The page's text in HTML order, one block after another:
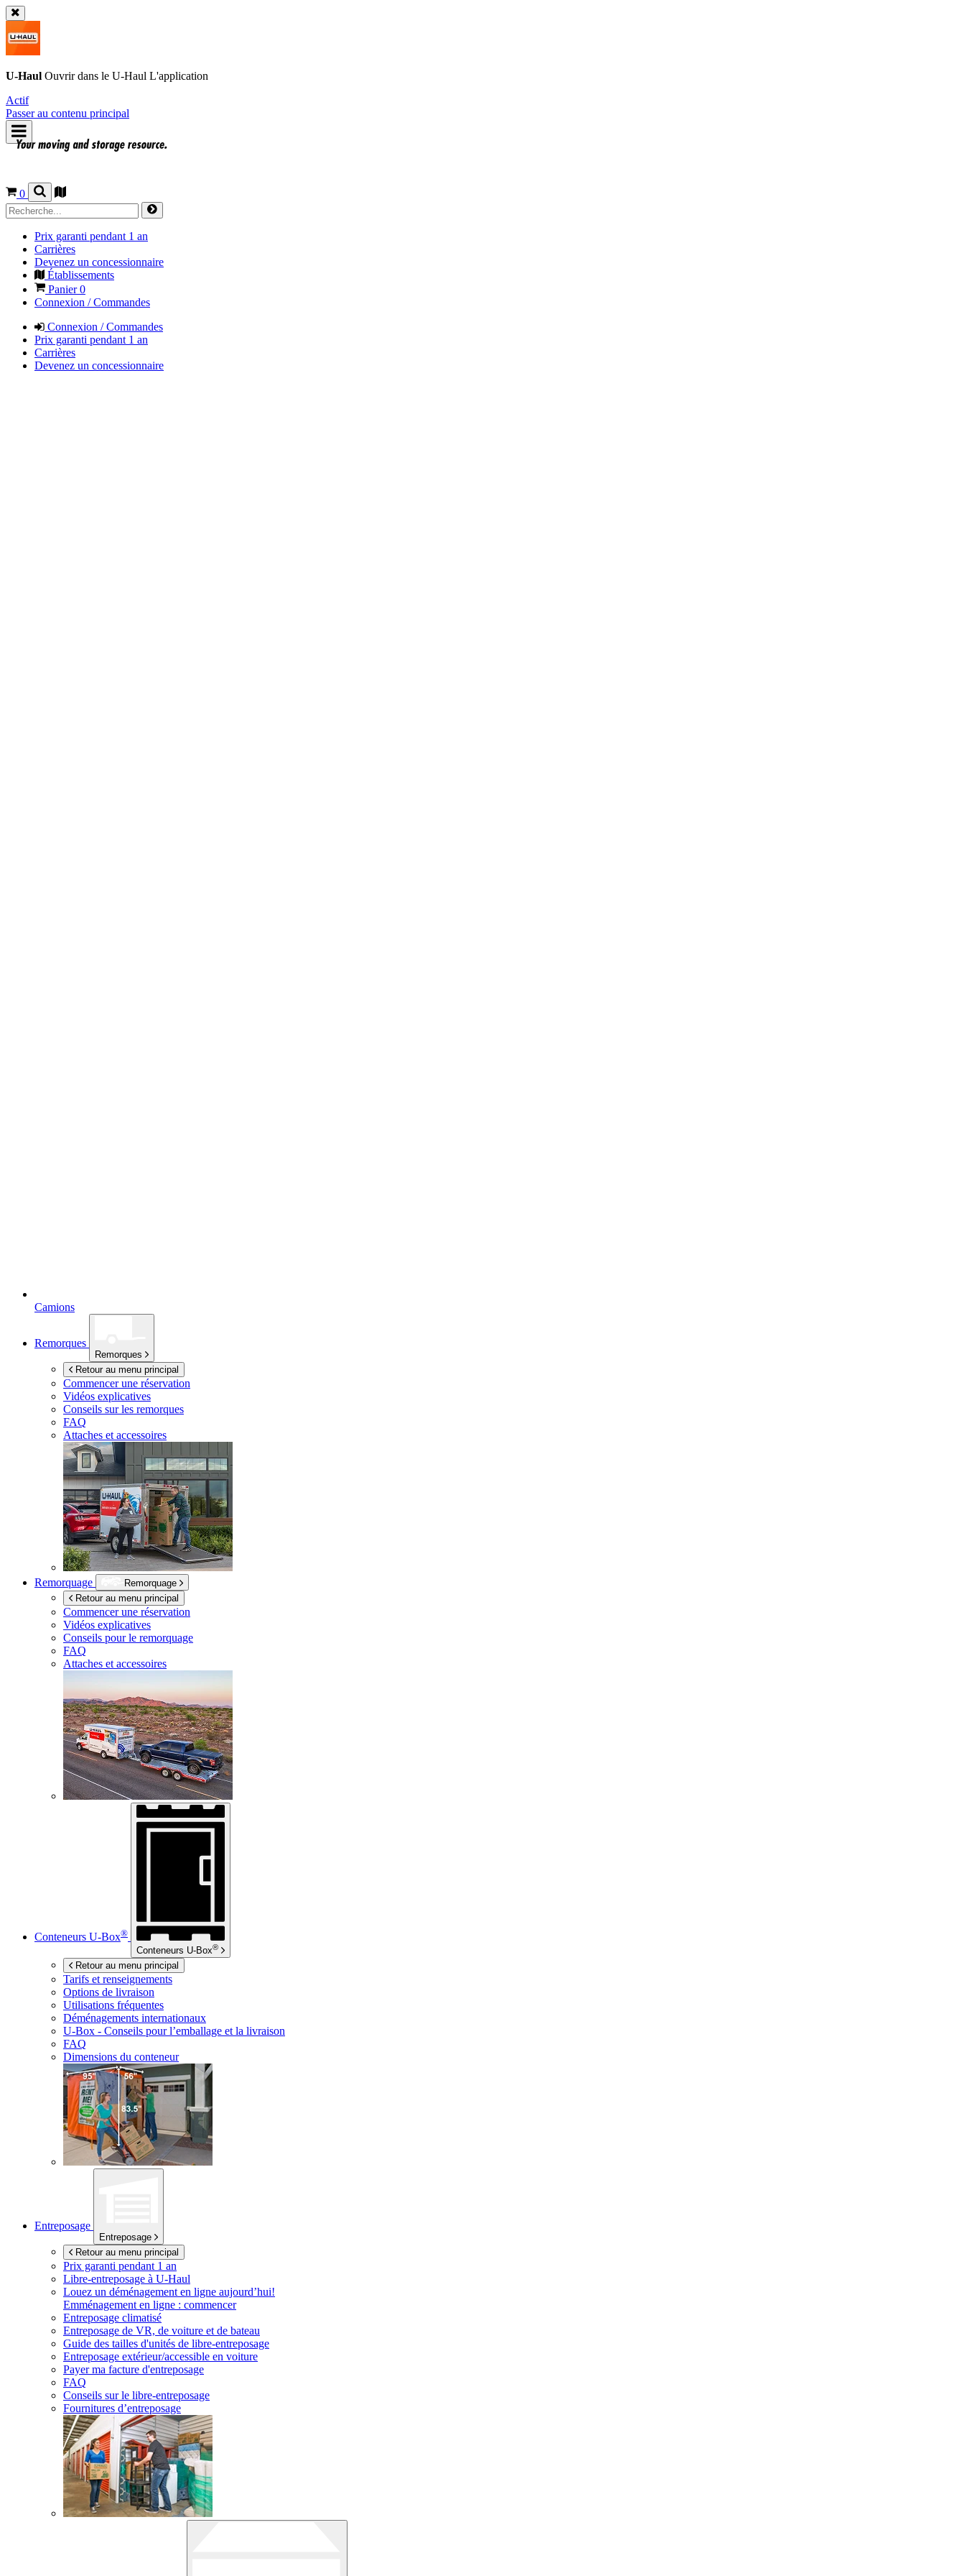
U-Haul Ouvrir dans le U-Haul L'application
Actif
Passer au contenu principal
0
Prix garanti pendant 1 an
Carrières
Devenez un concessionnaire
Établissements
Panier0
Connexion / Commandes
Connexion / Commandes
Prix garanti pendant 1 an
Carrières
Devenez un concessionnaire
Camions
Remorques
Remorques
Retour au menu principal
Commencer une réservation
Vidéos explicatives
Conseils sur les remorques
FAQ
Attaches et accessoires
Remorquage
Remorquage
Retour au menu principal
Commencer une réservation
Vidéos explicatives
Conseils pour le remorquage
FAQ
Attaches et accessoires
Conteneurs U-Box®
Conteneurs U-Box®
Retour au menu principal
Tarifs et renseignements
Options de livraison
Utilisations fréquentes
Déménagements internationaux
U-Box - Conseils pour l’emballage et la livraison
FAQ
Dimensions du conteneur
Entreposage
Entreposage
Retour au menu principal
Prix garanti pendant 1 an
Libre-entreposage à U-Haul
Louez un déménagement en ligne aujourd’hui!
Emménagement en ligne : commencer
Entreposage climatisé
Entreposage de VR, de voiture et de bateau
Guide des tailles d'unités de libre-entreposage
Entreposage extérieur/accessible en voiture
Payer ma facture d'entreposage
FAQ
Conseils sur le libre-entreposage
Fournitures d’entreposage